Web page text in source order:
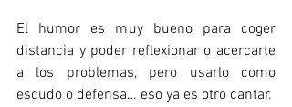
El humor es muy bueno para coger
distancia y poder reflexionar o acercarte
a los problemas, pero usarlo como
escudo o defensa… eso ya es otro cantar.